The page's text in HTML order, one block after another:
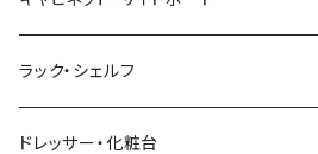
インダストリアル
フレンチカントリー
昇降式・リフティングテーブル
フロアソファ・ローソファ
リクライニングソファ
伸縮テレビ台
テレビスタンド
ロフトベッド
ヘッドボード
レンジ台
キッチンラック
2人用ダイニングテーブルセット
4人用ダイニングテーブルセット
ダイニングチェア・ベンチ
ダイニングソファ
ハイチェスト
ラック・シェルフ
オープンラック
ドレッサー・化粧台